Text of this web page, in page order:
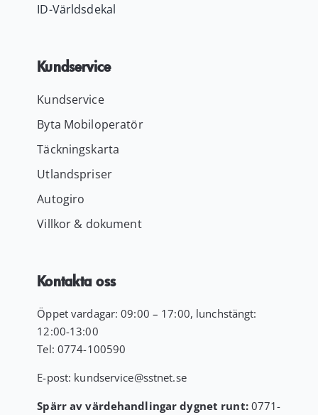
ID-Världsdekal
Kundservice
Kundservice
Byta Mobiloperatör
Täckningskarta
Utlandspriser
Autogiro
Villkor & dokument
Kontakta oss
Öppet vardagar: 09:00 – 17:00, lunchstängt:
12:00-13:00
Tel: 0774-100590
E-post: kundservice@sstnet.se
Spärr av värdehandlingar dygnet runt:0771-